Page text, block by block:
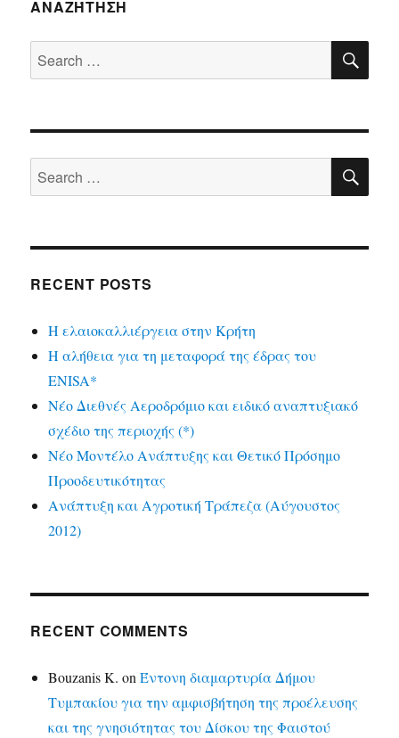
ΑΝΑΖΉΤΗΣΗ
Search
for:
Search
for:
RECENT POSTS
Η ελαιοκαλλιέργεια στην Κρήτη
Η αλήθεια για τη μεταφορά της έδρας του
ENISA*
Νέο Διεθνές Αεροδρόμιο και ειδικό αναπτυξιακό
σχέδιο της περιοχής (*)
Νέο Μοντέλο Ανάπτυξης και Θετικό Πρόσημο
Προοδευτικότητας
Ανάπτυξη και Αγροτική Τράπεζα (Αύγουστος
2012)
RECENT COMMENTS
Bouzanis K. onΈντονη διαμαρτυρία Δήμου
Τυμπακίου για την αμφισβήτηση της προέλευσης
και της γνησιότητας του Δίσκου της Φαιστού